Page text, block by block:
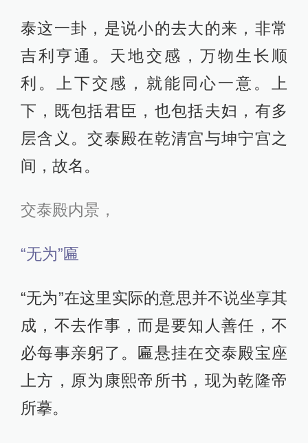
泰这一卦，是说小的去大的来，非常
吉利亨通。天地交感，万物生长顺
利。上下交感，就能同心一意。上
下，既包括君臣，也包括夫妇，有多
层含义。交泰殿在乾清宫与坤宁宫之
间，故名。
交泰殿内景，
“无为”匾
“无为”在这里实际的意思并不说坐享其
成，不去作事，而是要知人善任，不
必每事亲躬了。匾悬挂在交泰殿宝座
上方，原为康熙帝所书，现为乾隆帝
所摹。